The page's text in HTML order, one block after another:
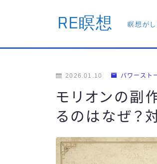
RE瞑想 瞑想が
2026.01.10 パワースト
モリオンの副
るのはなぜ？